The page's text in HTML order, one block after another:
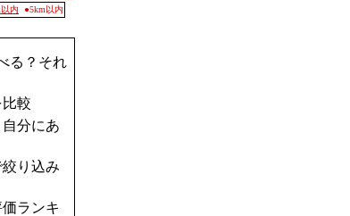
内 ●5km以内
る？それ
較
分にあ
り込み
ランキ